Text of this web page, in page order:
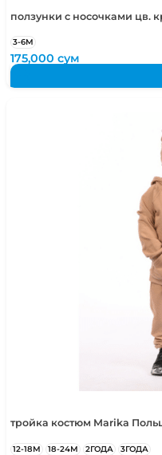
ползунки с носочками цв.
3-6М
175,000сум
тройка костюм Marika
12-18М 18-24М 2ГОДА 3ГОДА